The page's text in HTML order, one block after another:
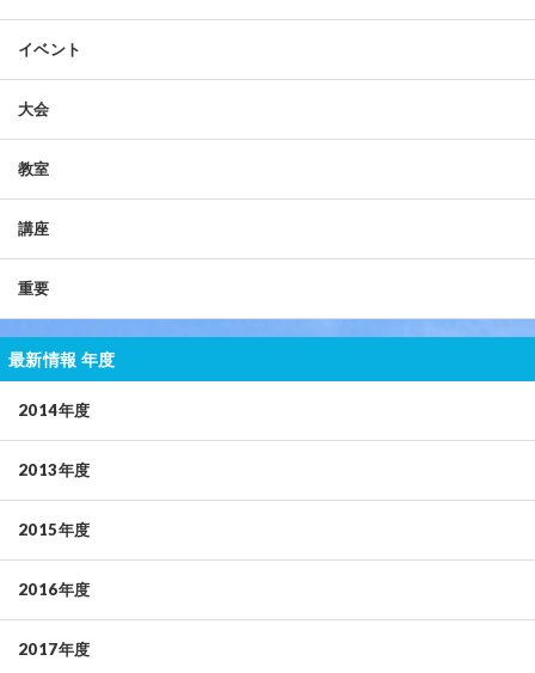
イベント
大会
教室
講座
重要
最新情報 年度
2014年度
2013年度
2015年度
2016年度
2017年度